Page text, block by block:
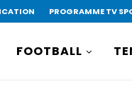
PROGRAMME TV
FOOTBALL